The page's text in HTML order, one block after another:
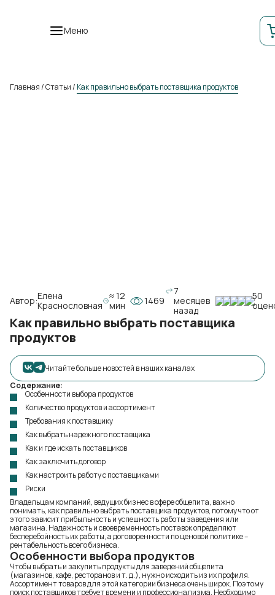
Меню
Главная/Статьи/ Как правильно выбрать поставщика продуктов
Автор:Елена
Краснословная
≈ 12
мин
1469
7
месяцев
назад
50
Как правильно выбрать поставщика
продуктов
Читайте больше новостей в наших каналах
Содержание:
Особенности выбора продуктов
Количество продуктов и ассортимент
Требования к поставщику
Как выбрать надежного поставщика
Как и где искать поставщиков
Как заключить договор
Как настроить работу с поставщиками
Риски
Владельцам компаний, ведущих бизнес в сфере общепита, важно
понимать, как правильно выбрать поставщика продуктов, потому что от
этого зависит прибыльность и успешность работы заведения или
магазина. Надежность и своевременность поставок определяют
бесперебойность их работы, а договоренности по ценовой политике –
рентабельность всего бизнеса.
Особенности выбора продуктов
Чтобы выбрать и закупить продукты для заведений общепита
(магазинов, кафе, ресторанов и т. д.), нужно исходить из их профиля.
Ассортимент товаров для этой категории бизнеса очень широк. Поэтому
поиск поставщиков требует времени и профессионализма. Необходимо